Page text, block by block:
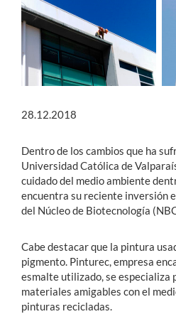
Funcionarios
Alumni
28.12.2018
Dentro de los cambios que ha
Universidad Católica de
cuidado del medio ambiente
encuentra su reciente inversión
del Núcleo de Biotecnología
Cabe destacar que la pintura
pigmento. Pinturec, empresa
esmalte utilizado, se especializa
materiales amigables con el
pinturas recicladas.